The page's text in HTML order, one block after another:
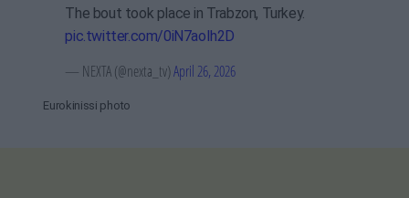
The bout took place in Trabzon, Turkey.
pic.twitter.com/0iN7aoIh2D
— NEXTA (@nexta_tv)April 26, 2026
Eurokinissi photo